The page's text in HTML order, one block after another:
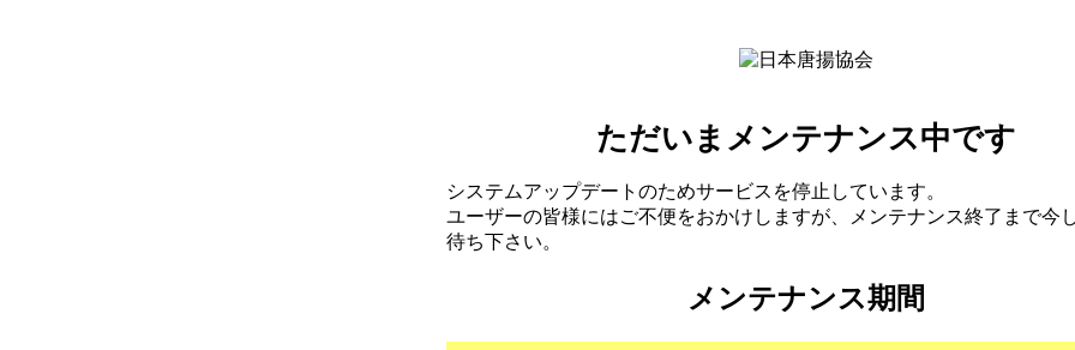
ただいまメンテナンス中です
システムアップデートのためサービスを停止しています。
ユーザーの皆様にはご不便をおかけしますが、メンテナンス終了まで今
待ち下さい。
メンテナンス期間